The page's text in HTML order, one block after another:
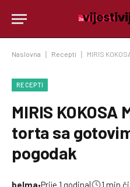
Naslovna Recepti MIRIS KOKOSA
RECEPTI
MIRIS KOKOSA
torta sa
pogodak
belma•Prije 1 godina| 1 min